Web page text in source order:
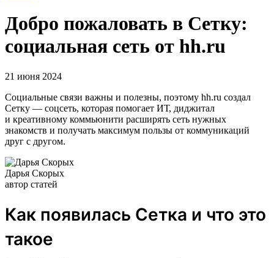
Добро пожаловать в Сетку:
социальная сеть от hh.ru
21 июня 2024
Социальные связи важны и полезны, поэтому hh.ru создал
Сетку — соцсеть, которая помогает ИТ, диджитал
и креативному коммьюнити расширять сеть нужных
знакомств и получать максимум пользы от коммуникаций
друг с другом.
Дарья Скорых
автор статей
Как появилась Сетка и что это
такое